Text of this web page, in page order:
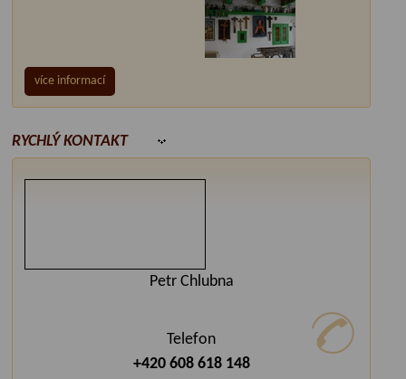
více informací
RYCHLÝ KONTAKT
Petr Chlubna
Telefon
+420 608 618 148